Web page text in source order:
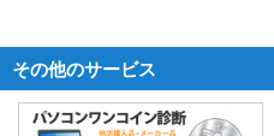
その他のサービス